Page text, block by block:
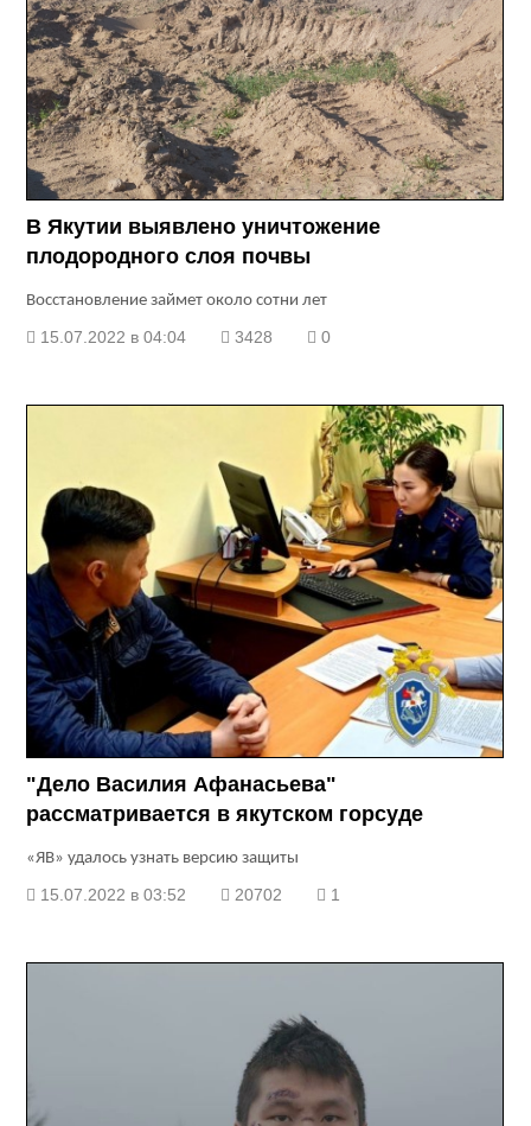
В Якутии выявлено уничтожение
плодородного слоя почвы
Восстановление займет около сотни лет
15.07.2022 в 04:04 3428 0
"Дело Василия Афанасьева"
рассматривается в якутском горсуде
«ЯВ» удалось узнать версию защиты
15.07.2022 в 03:52 20702 1